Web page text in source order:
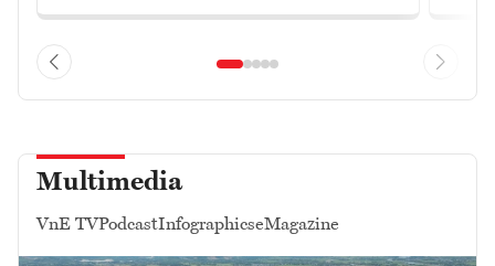
Multimedia
VnE TVPodcastInfographicseMagazine